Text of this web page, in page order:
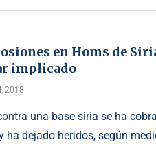
en Homs de
implicado
2018
una base siria se ha
ha dejado heridos, según